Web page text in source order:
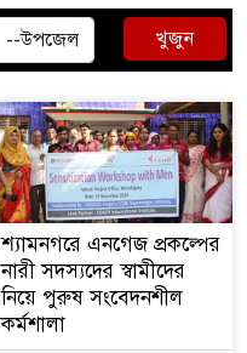
খুজুন
শ্যামনগরে এনগেজ প্রকল্পের
নারী সদস্যদের স্বামীদের
নিয়ে পুরুষ সংবেদনশীল
কর্মশালা